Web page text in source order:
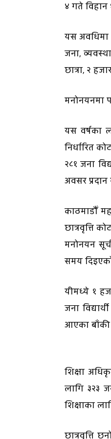
४ गते
यस अवधिमा
जना,
छात्रा, २
मनोनयनमा
यस वर्षका
निर्धारित
२८१ जना
अवसर प्रदान
काठमाडौँ
छात्रवृत्ति
मनोनयन
समय
यीमध्ये १
जना
आएका बाँकी
शिक्षा
लागि ३२३
शिक्षाका
छात्रवृत्ति